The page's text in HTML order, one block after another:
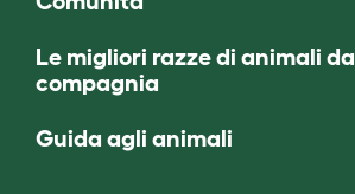
Le migliori razze di animali da
compagnia
Guida agli animali